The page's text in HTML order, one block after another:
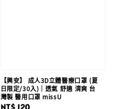
【興安】 成人3D立體醫療口罩 (夏
日限定/30入)｜透氣 舒適 清爽 台
灣製 醫用口罩 missU